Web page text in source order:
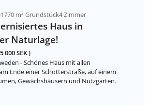
1770 m² Grundstück4 Zimmer
Haus in
Naturlage!
000 SEK )
- Schönes Haus mit allen
Ende einer Schotterstraße, auf einem
Gewächshäusern und Nutzgarten.